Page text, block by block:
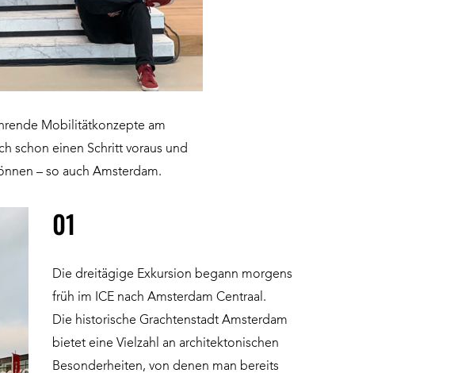
Mobilitätkonzepte am
schon einen Schritt voraus und
– so auch Amsterdam.
01
Die dreitägige Exkursion begann morgens
früh im ICE nach Amsterdam Centraal.
Die historische Grachtenstadt Amsterdam
bietet eine Vielzahl an architektonischen
Besonderheiten, von denen man bereits